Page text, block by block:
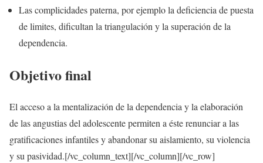
Las complicidades paterna, por ejemplo la deficiencia de puesta
de limites, dificultan la triangulación y la superación de la
dependencia.
Objetivo final
El acceso a la mentalización de la dependencia y la elaboración
de las angustias del adolescente permiten a éste renunciar a las
gratificaciones infantiles y abandonar su aislamiento, su violencia
y su pasividad.[/vc_column_text][/vc_column][/vc_row]